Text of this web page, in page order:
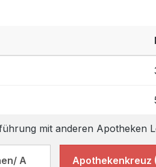
mit anderen Apotheken
A
Apothekenkreuz